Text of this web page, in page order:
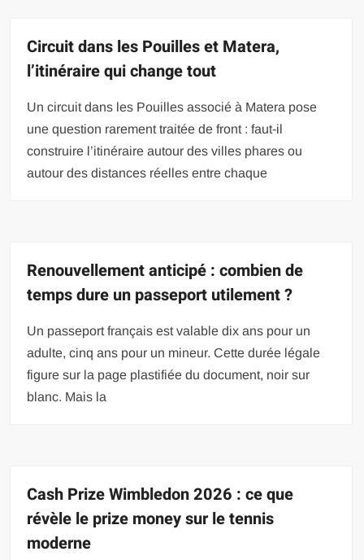
Circuit dans les Pouilles et Matera,
l’itinéraire qui change tout
Un circuit dans les Pouilles associé à Matera pose
une question rarement traitée de front : faut-il
construire l’itinéraire autour des villes phares ou
autour des distances réelles entre chaque
Renouvellement anticipé : combien de
temps dure un passeport utilement ?
Un passeport français est valable dix ans pour un
adulte, cinq ans pour un mineur. Cette durée légale
figure sur la page plastifiée du document, noir sur
blanc. Mais la
Cash Prize Wimbledon 2026 : ce que
révèle le prize money sur le tennis
moderne